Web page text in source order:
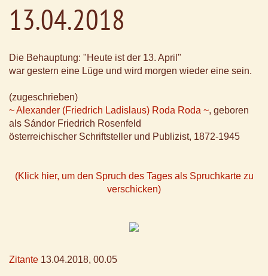
13.04.2018
Die Behauptung: "Heute ist der 13. April"
war gestern eine Lüge und wird morgen wieder eine sein.
(zugeschrieben)
~ Alexander (Friedrich Ladislaus) Roda Roda ~, geboren
als Sándor Friedrich Rosenfeld
österreichischer Schriftsteller und Publizist, 1872-1945
(Klick hier, um den Spruch des Tages als Spruchkarte zu
verschicken)
Zitante 13.04.2018, 00.05